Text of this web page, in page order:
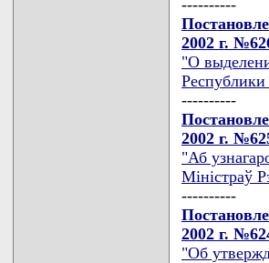
----------
2002 г.
"О
----------
2002 г.
"Аб
Мiнiстраў
----------
2002 г.
"Об